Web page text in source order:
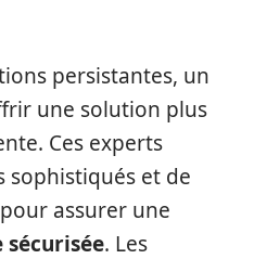
persistantes, un
une solution plus
Ces experts
sophistiqués et de
assurer une
. Les